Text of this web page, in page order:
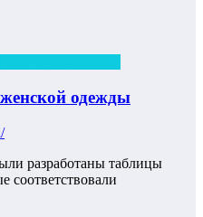
одежды
разработаны таблицы
соответствовали